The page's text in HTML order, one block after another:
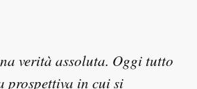
verità assoluta. Oggi tutto
prospettiva in cui si